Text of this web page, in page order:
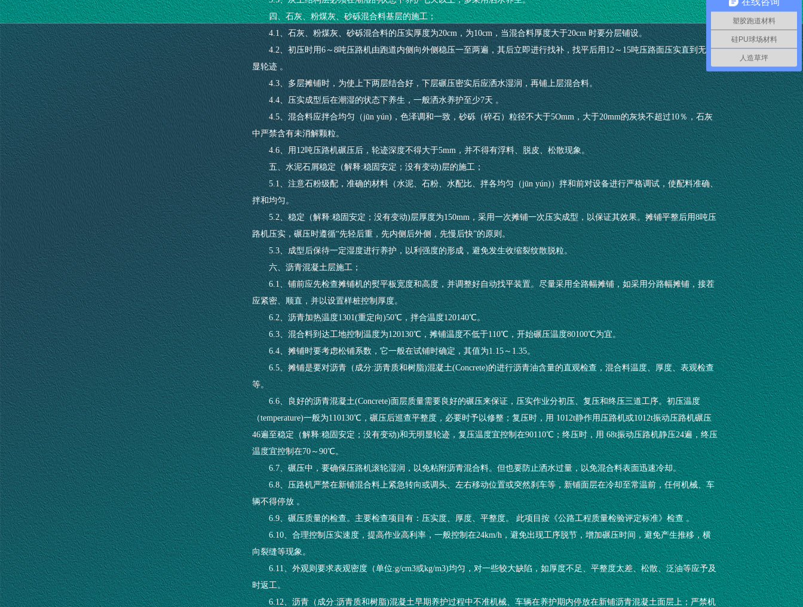
四、石灰、粉煤灰、砂砾混合料基层的施工；
4.1、石灰、粉煤灰、砂砾混合料的压实厚度为20cm，为10cm，当混合料厚度大于20cm 时要分层铺设。
4.2、初压时用6～8吨压路机由跑道内侧向外侧稳压一至两遍，其后立即进行找补，找平后用12～15吨压路面压实直到无明
显轮迹 。
4.3、多层摊铺时，为使上下两层结合好，下层碾压密实后应洒水湿润，再铺上层混合料。
4.4、压实成型后在潮湿的状态下养生，一般洒水养护至少7天 。
4.5、混合料应拌合均匀（jūn yún)，色泽调和一致，砂砾（碎石）粒径不大于5Omm，大于20mm的灰块不超过10％，石灰
中严禁含有未消解颗粒。
4.6、用12吨压路机碾压后，轮迹深度不得大于5mm，并不得有浮料、脱皮、松散现象。
五、水泥石屑稳定（解释:稳固安定；没有变动)层的施工；
5.1、注意石粉级配，准确的材料（水泥、石粉、水配比、拌各均匀（jūn yún)）拌和前对设备进行严格调试，使配料准确、
拌和均匀。
5.2、稳定（解释:稳固安定；没有变动)层厚度为150mm，采用一次摊铺一次压实成型，以保证其效果。摊铺平整后用8吨压
路机压实，碾压时遵循“先轻后重，先内侧后外侧，先慢后快”的原则。
5.3、成型后保待一定湿度进行养护，以利强度的形成，避免发生收缩裂纹散脱粒。
六、沥青混凝土层施工；
6.1、铺前应先检查摊铺机的熨平板宽度和高度，并调整好自动找平装置。尽量采用全路幅摊铺，如采用分路幅摊铺，接茬
应紧密、顺直，并以设置样桩控制厚度。
6.2、沥青加热温度1301(重定向)50℃，拌合温度120140℃。
6.3、混合料到达工地控制温度为120130℃，摊铺温度不低于110℃，开始碾压温度80100℃为宜。
6.4、摊铺时要考虑松铺系数，它一般在试铺时确定，其值为1.15～1.35。
6.5、摊铺是要对沥青（成分:沥青质和树脂)混凝土(Concrete)的进行沥青油含量的直观检查，混合料温度、厚度、表观检查
等。
6.6、良好的沥青混凝土(Concrete)面层质量需要良好的碾压来保证，压实作业分初压、复压和终压三道工序。初压温度
（temperature)一般为110130℃，碾压后巡查平整度，必要时予以修整；复压时，用 1012t静作用压路机或1012t振动压路机碾压
46遍至稳定（解释:稳固安定；没有变动)和无明显轮迹，复压温度宜控制在90110℃；终压时，用 68t振动压路机静压24遍，终压
温度宜控制在70～90℃。
6.7、碾压中，要确保压路机滚轮湿润，以免粘附沥青混合料。但也要防止洒水过量，以免混合料表面迅速冷却。
6.8、压路机严禁在新铺混合料上紧急转向或调头、左右移动位置或突然刹车等，新铺面层在冷却至常温前，任何机械、车
辆不得停放 。
6.9、碾压质量的检查。主要检查项目有：压实度、厚度、平整度。 此项目按《公路工程质量检验评定标准》检查 。
6.10、合理控制压实速度，提高作业高利率，一般控制在24km/h，避免出现工序脱节，增加碾压时间，避免产生推移，横
向裂缝等现象。
6.11、外观则要求表观密度（单位:g/cm3或kg/m3)均匀，对一些较大缺陷，如厚度不足、平整度太差、松散、泛油等应予及
时返工。
6.12、沥青（成分:沥青质和树脂)混凝土早期养护过程中不准机械、车辆在养护期内停放在新铺沥青混凝土面层上；严禁机
塑胶跑道材料
硅PU球场材料
人造草坪